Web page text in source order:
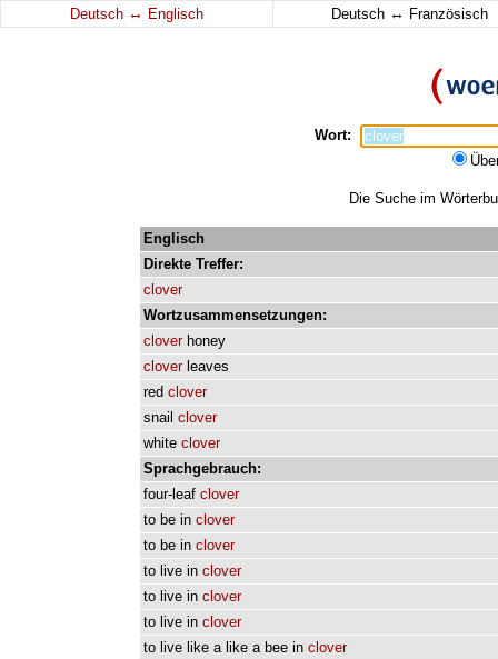
Deutsch ↔ Englisch Deutsch ↔ Französisch
Wort:
Die Suche im
Englisch
Direkte Treffer:
clover
Wortzusammensetzungen:
clover honey
clover leaves
red clover
snail clover
white clover
Sprachgebrauch:
four-leaf clover
to be in clover
to be in clover
to live in clover
to live in clover
to live in clover
to live like a like a bee in clover